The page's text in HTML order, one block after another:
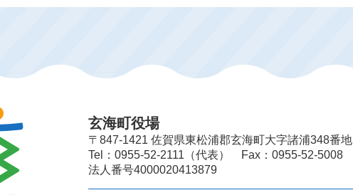
玄海町役場
〒847-1421 佐賀県東松浦郡玄海町大字諸浦348番地
Tel：0955-52-2111（代表） Fax：0955-52-5008
法人番号4000020413879